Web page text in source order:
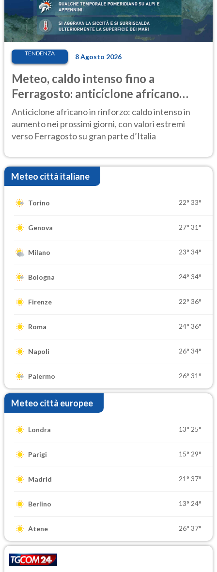
TENDENZA 8 Agosto 2026
Meteo, caldo intenso fino a
Ferragosto: anticiclone africano
ancora protagonista
Anticiclone africano in rinforzo: caldo intenso in
aumento nei prossimi giorni, con valori estremi
verso Ferragosto su gran parte d’Italia
Meteo città italiane
Torino 22° 33°
Genova 27° 31°
Milano 23° 34°
Bologna 24° 34°
Firenze 22° 36°
Roma 24° 36°
Napoli 26° 34°
Palermo 26° 31°
Meteo città europee
Londra 13° 25°
Parigi 15° 29°
Madrid 21° 37°
Berlino 13° 24°
Atene 26° 37°